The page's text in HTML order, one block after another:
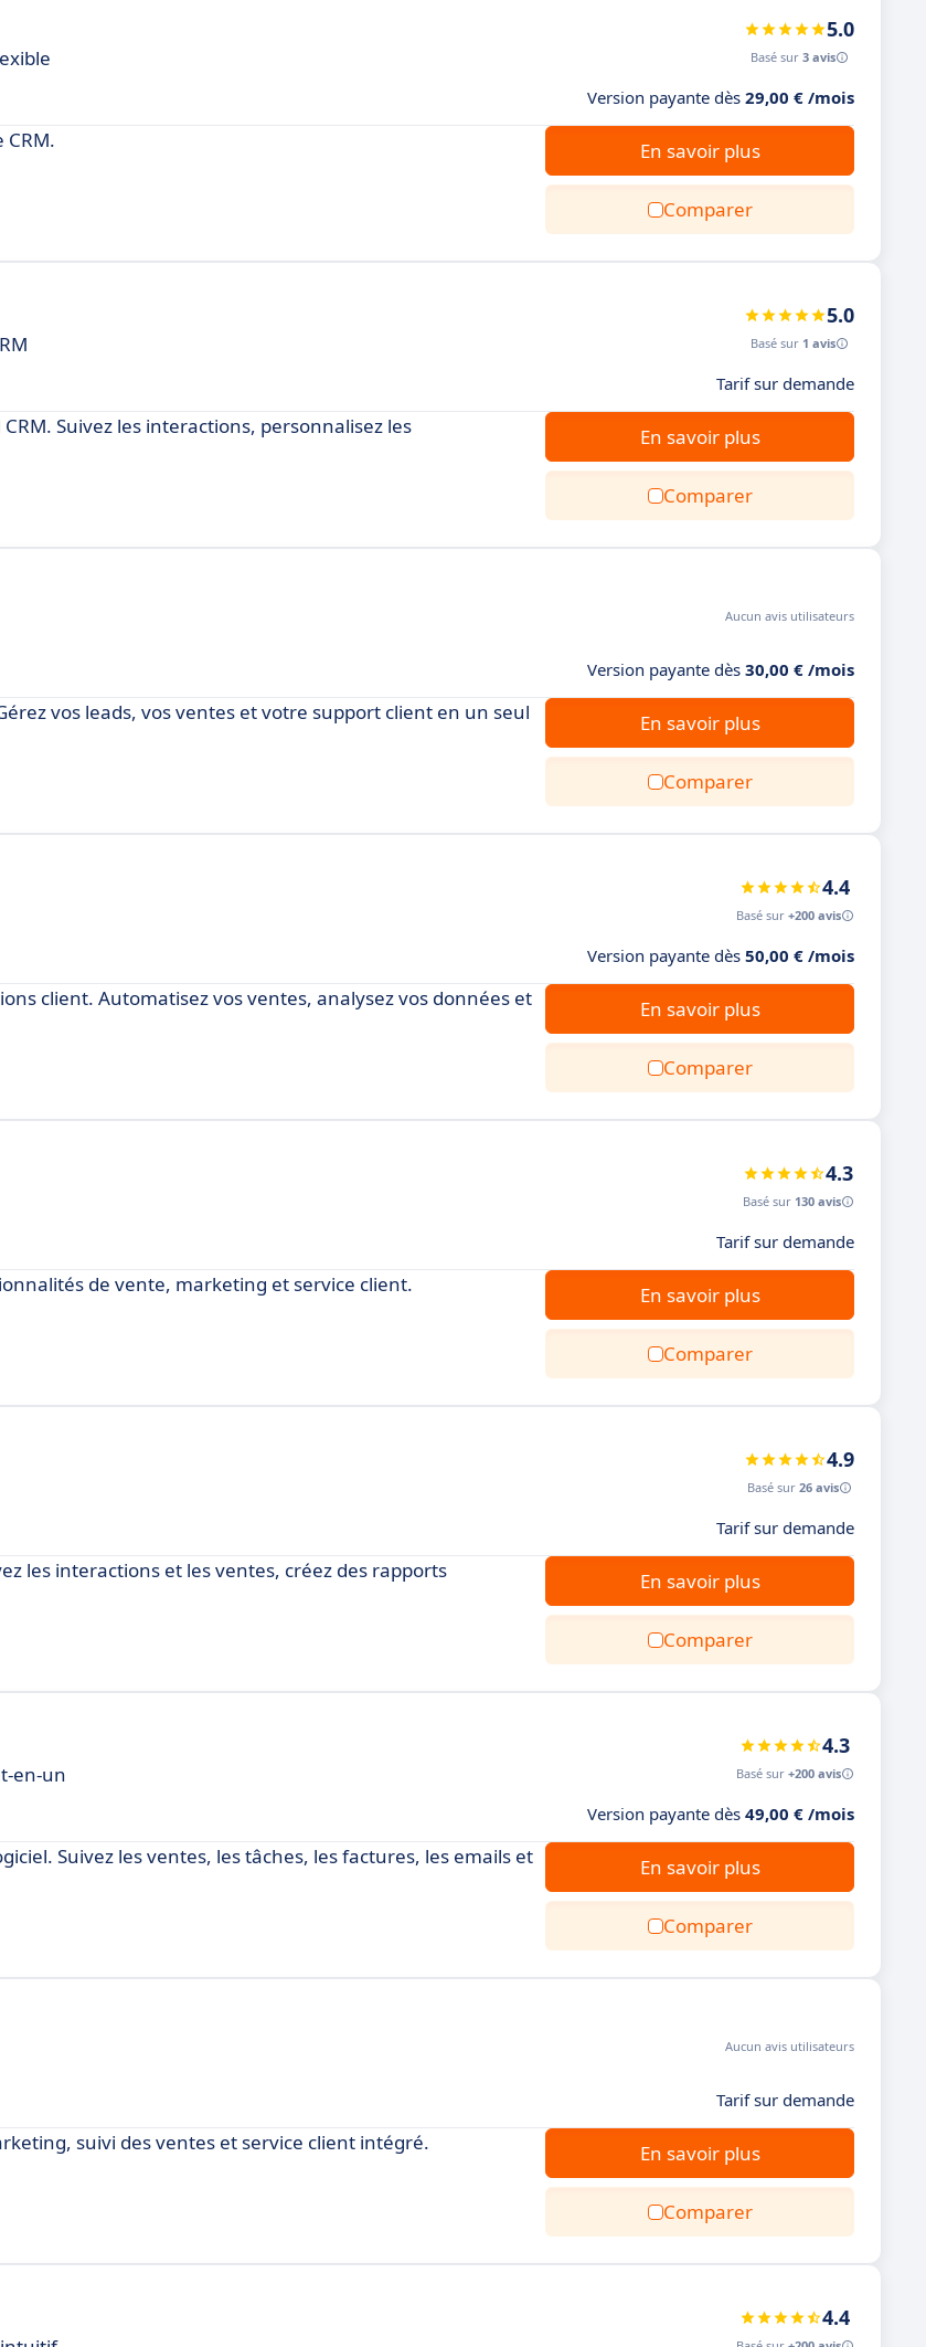
5.0
Basé sur 3 avis
Version payante dès 29,00 € /mois
En savoir plus
Comparer
5.0
Basé sur 1 avis
Tarif sur demande
Suivez les interactions, personnalisez les
En savoir plus
Comparer
Aucun avis utilisateurs
Version payante dès 30,00 € /mois
vos leads, vos ventes et votre support client en un seul
En savoir plus
Comparer
4.4
Basé sur +200 avis
Version payante dès 50,00 € /mois
client. Automatisez vos ventes, analysez vos données et
En savoir plus
Comparer
4.3
Basé sur 130 avis
Tarif sur demande
de vente, marketing et service client. En savoir plus
Comparer
4.9
Basé sur 26 avis
Tarif sur demande
les interactions et les ventes, créez des rapports
En savoir plus
Comparer
en-un
4.3
Basé sur +200 avis
Version payante dès 49,00 € /mois
Suivez les ventes, les tâches, les factures, les emails et
En savoir plus
Comparer
Aucun avis utilisateurs
Tarif sur demande
suivi des ventes et service client intégré. En savoir plus
Comparer
4.4